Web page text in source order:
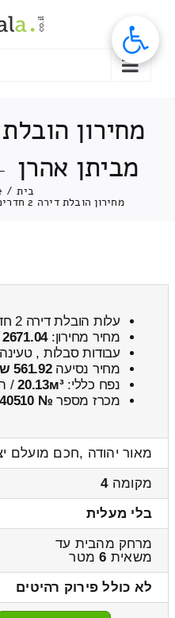
מביתן אהרן
בית /
מחירון הובלת דירה 2 חדרים מביתן אהרן ← לאור יהודה
עלות הובלת דירה 2 חדרים מביתן אהרן ← לאור יהודה
מחיר מחירון:2671.04
עבודות סבלות ,
מחיר נסיעה561.92 שקל
נפח כללי:20.13м³
/
מכרז מספר № m1740510
מאור יהודה ,חכם מועלם
מקומה4
בלי מעלית
מרחק מהבית עד
משאית 6מטר
לא כולל פירוק רהיטים